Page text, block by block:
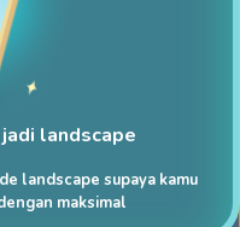
landscape
landscape supaya kamu
maksimal